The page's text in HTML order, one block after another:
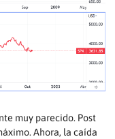
muy parecido. Post
Ahora, la caída